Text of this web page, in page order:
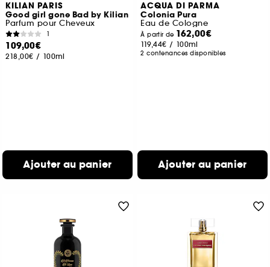
KILIAN PARIS
Good girl gone Bad by Kilian
Parfum pour Cheveux
1
109,00€
218,00€ / 100ml
Ajouter au panier
ACQUA DI PARMA
Colonia Pura
Eau de Cologne
À partir de 162,00€
119,44€ / 100ml
2 contenances disponibles
Ajouter au panier